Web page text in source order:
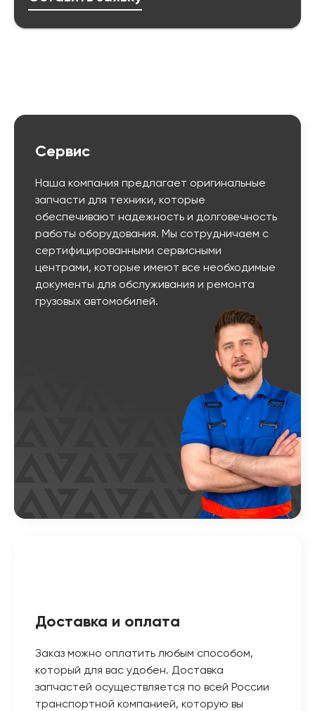
Сервис
Наша компания предлагает оригинальные
запчасти для техники, которые
обеспечивают надежность и долговечность
работы оборудования. Мы сотрудничаем с
сертифицированными сервисными
центрами, которые имеют все необходимые
документы для обслуживания и ремонта
грузовых автомобилей.
Доставка и оплата
Заказ можно оплатить любым способом,
который для вас удобен. Доставка
запчастей осуществляется по всей России
транспортной компанией, которую вы